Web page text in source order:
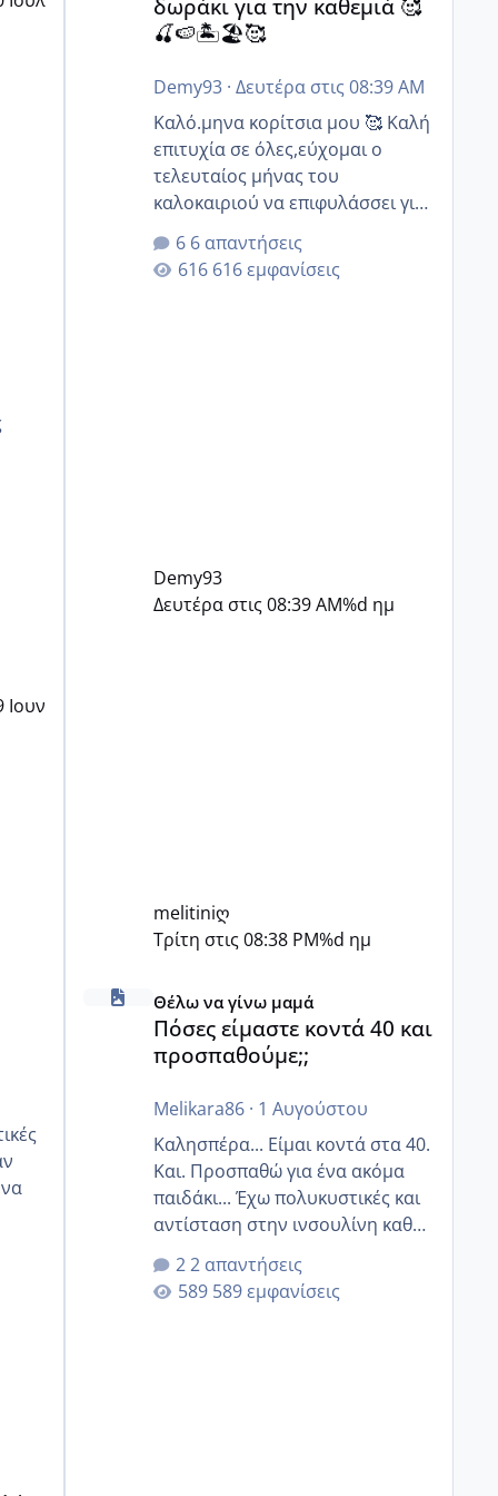
Ιουν
δωράκι για την καθεμιά 🥰
🍒🍉🏝️🏖️🥰
Demy93· Δευτέρα στις 08:39 AM
Καλό.μηνα κορίτσια μου 🥰 Καλή
επιτυχία σε όλες,εύχομαι ο
τελευταίος μήνας του
καλοκαιριού να επιφυλάσσει για
όλες σας την πιο όμορφη
έκπληξη 🧿 @Elk @Melikara86
@Παρασκευαιδου @Zenia z
6 απαντήσεις
616 εμφανίσεις
Demy93
Δευτέρα στις 08:39 AM%d ημ
melitiniღ
Τρίτη στις 08:38 PM%d ημ
Πόσες είμαστε κοντά 40 και προσπαθούμε;;
Θέλω να γίνω μαμά
Πόσες είμαστε κοντά 40 και
προσπαθούμε;;
Melikara86· 1 Αυγούστου
Καλησπέρα... Είμαι κοντά στα 40.
Και. Προσπαθώ για ένα ακόμα
παιδάκι... Έχω πολυκυστικές και
αντίσταση στην ινσουλίνη καθώς
και χάσιμοτο! Έχω λίγα κιλά
παραπάνω και όσο κ αν
προσπαθώ δεν χάνω εύκολα!
2 απαντήσεις
589 εμφανίσεις